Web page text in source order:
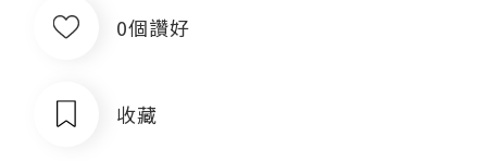
0個讚好
收藏